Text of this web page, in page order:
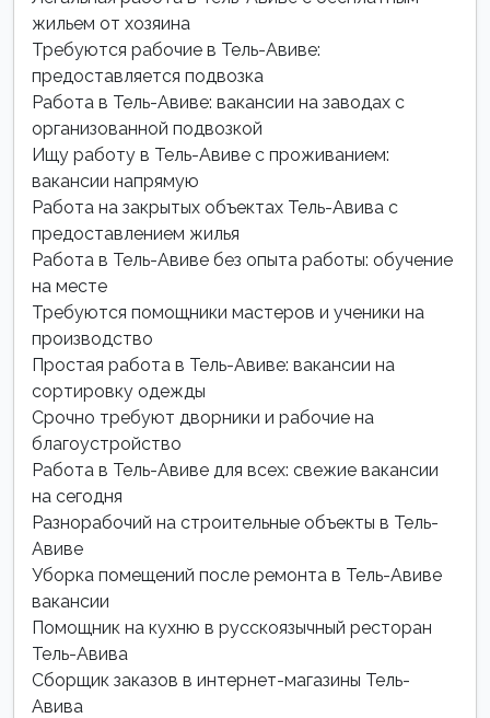
жильем от хозяина
Требуются рабочие в Тель-Авиве:
предоставляется подвозка
Работа в Тель-Авиве: вакансии на заводах с
организованной подвозкой
Ищу работу в Тель-Авиве с проживанием:
вакансии напрямую
Работа на закрытых объектах Тель-Авива с
предоставлением жилья
Работа в Тель-Авиве без опыта работы: обучение
на месте
Требуются помощники мастеров и ученики на
производство
Простая работа в Тель-Авиве: вакансии на
сортировку одежды
Срочно требуют дворники и рабочие на
благоустройство
Работа в Тель-Авиве для всех: свежие вакансии
на сегодня
Разнорабочий на строительные объекты в Тель-
Авиве
Уборка помещений после ремонта в Тель-Авиве
вакансии
Помощник на кухню в русскоязычный ресторан
Тель-Авива
Сборщик заказов в интернет-магазины Тель-
Авива